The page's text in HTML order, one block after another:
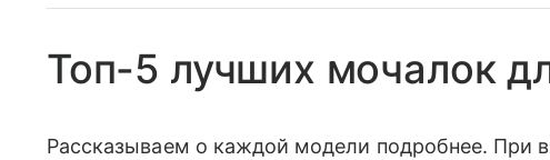
Топ-5 лучших мочалок
Рассказываем о каждой модели подробнее. При